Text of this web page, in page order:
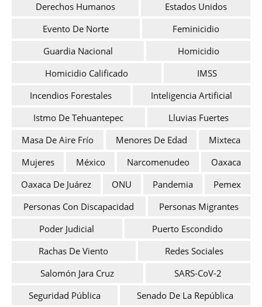
Derechos Humanos
Estados Unidos
Evento De Norte
Feminicidio
Guardia Nacional
Homicidio
Homicidio Calificado
IMSS
Incendios Forestales
Inteligencia Artificial
Istmo De Tehuantepec
Lluvias Fuertes
Masa De Aire Frío
Menores De Edad
Mixteca
Mujeres
México Narcomenudeo
Oaxaca
Oaxaca De Juárez
ONU Pandemia
Pemex
Personas Con Discapacidad
Personas Migrantes
Poder Judicial
Puerto Escondido
Rachas De Viento
Redes Sociales
Salomón Jara Cruz
SARS-CoV-2
Seguridad Pública
Senado De La República